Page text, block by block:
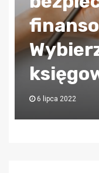
6 lipca 2022